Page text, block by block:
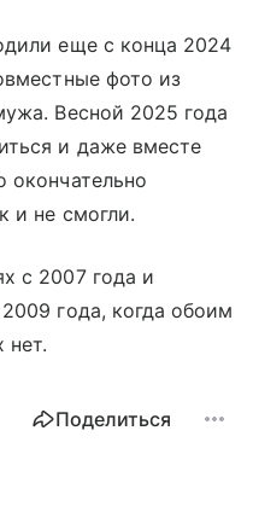
еще с конца 2024
фото из
Весной 2025 года
и даже вместе
и не смогли.
с 2007 года и
года, когда обоим
нет.
Поделиться